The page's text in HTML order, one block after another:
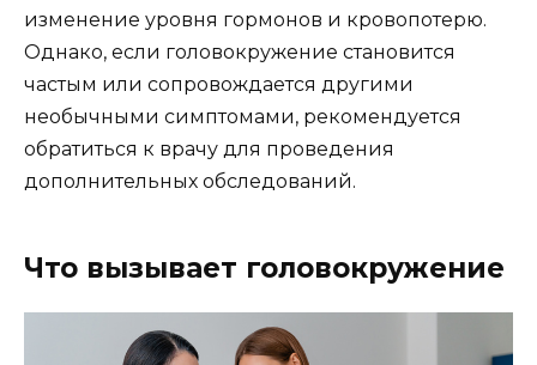
изменение уровня гормонов и кровопотерю.
Однако, если головокружение становится
частым или сопровождается другими
необычными симптомами, рекомендуется
обратиться к врачу для проведения
дополнительных обследований.
Что вызывает головокружение